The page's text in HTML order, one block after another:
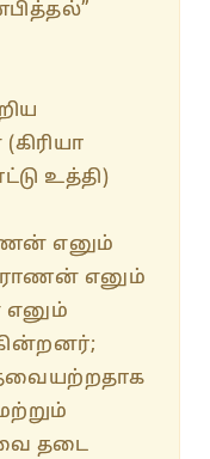
உத்தி)
எனும்
எனும்
எனும்
தடை